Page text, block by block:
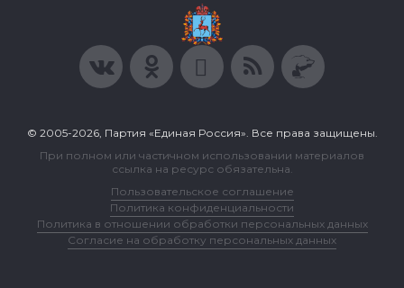
© 2005-2026, Партия «Единая Россия». Все права защищены.
При полном или частичном использовании материалов
ссылка на ресурс обязательна.
Пользовательское соглашение
Политика конфиденциальности
Политика в отношении обработки персональных данных
Согласие на обработку персональных данных